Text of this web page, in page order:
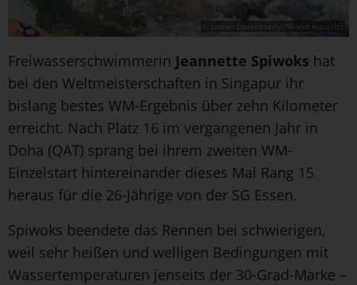
© Istvan Derencsenyi/World Aquatics
Freiwasserschwimmerin Jeannette Spiwoks hat
bei den Weltmeisterschaften in Singapur ihr
bislang bestes WM-Ergebnis über zehn Kilometer
erreicht. Nach Platz 16 im vergangenen Jahr in
Doha (QAT) sprang bei ihrem zweiten WM-
Einzelstart hintereinander dieses Mal Rang 15
heraus für die 26-Jährige von der SG Essen.
Spiwoks beendete das Rennen bei schwierigen,
weil sehr heißen und welligen Bedingungen mit
Wassertemperaturen jenseits der 30-Grad-Marke –